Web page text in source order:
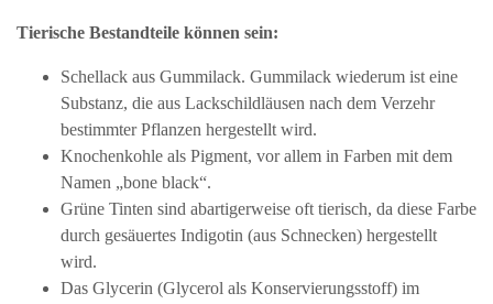
Tierische Bestandteile können sein:
Schellack aus Gummilack. Gummilack wiederum ist eine
Substanz, die aus Lackschildläusen nach dem Verzehr
bestimmter Pflanzen hergestellt wird.
Knochenkohle als Pigment, vor allem in Farben mit dem
Namen „bone black“.
Grüne Tinten sind abartigerweise oft tierisch, da diese Farbe
durch gesäuertes Indigotin (aus Schnecken) hergestellt
wird.
Das Glycerin (Glycerol als Konservierungsstoff) im